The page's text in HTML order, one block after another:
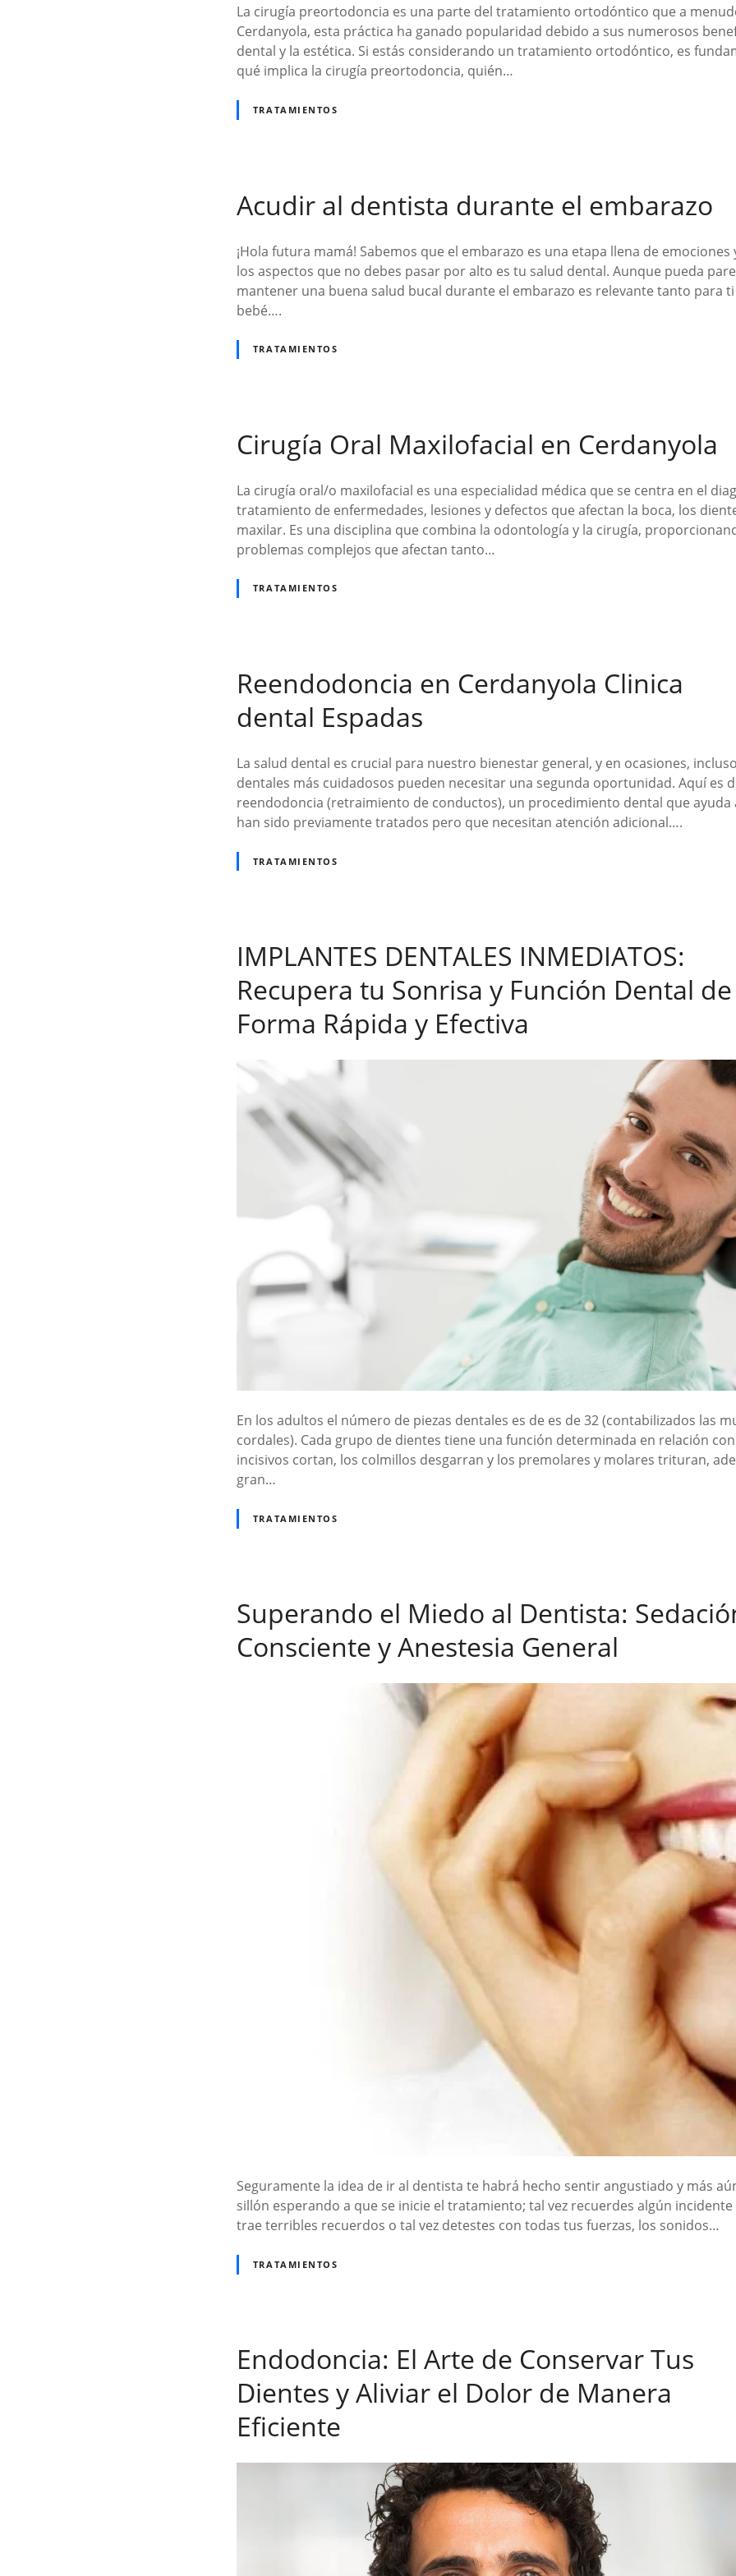
La cirugía preortodoncia es una parte del tratamiento ortodóntico que a
Cerdanyola, esta práctica ha ganado popularidad debido a sus numerosos
dental y la estética. Si estás considerando un tratamiento ortodóntico, es
qué implica la cirugía preortodoncia, quién…
TRATAMIENTOS
Acudir al dentista durante el embarazo
¡Hola futura mamá! Sabemos que el embarazo es una etapa llena de
los aspectos que no debes pasar por alto es tu salud dental. Aunque pueda
mantener una buena salud bucal durante el embarazo es relevante tanto para
bebé….
TRATAMIENTOS
Cirugía Oral Maxilofacial en Cerdanyola
La cirugía oral/o maxilofacial es una especialidad médica que se centra en el
tratamiento de enfermedades, lesiones y defectos que afectan la boca, los
maxilar. Es una disciplina que combina la odontología y la cirugía,
problemas complejos que afectan tanto…
TRATAMIENTOS
Reendodoncia en Cerdanyola Clinica
dental Espadas
La salud dental es crucial para nuestro bienestar general, y en ocasiones,
dentales más cuidadosos pueden necesitar una segunda oportunidad. Aquí es
reendodoncia (retraimiento de conductos), un procedimiento dental que ayuda
han sido previamente tratados pero que necesitan atención adicional….
TRATAMIENTOS
IMPLANTES DENTALES INMEDIATOS:
Recupera tu Sonrisa y Función Dental de
Forma Rápida y Efectiva
En los adultos el número de piezas dentales es de es de 32 (contabilizados las
cordales). Cada grupo de dientes tiene una función determinada en relación
incisivos cortan, los colmillos desgarran y los premolares y molares trituran,
gran…
TRATAMIENTOS
Superando el Miedo al Dentista:
Consciente y Anestesia General
Seguramente la idea de ir al dentista te habrá hecho sentir angustiado y más
sillón esperando a que se inicie el tratamiento; tal vez recuerdes algún
trae terribles recuerdos o tal vez detestes con todas tus fuerzas, los sonidos…
TRATAMIENTOS
Endodoncia: El Arte de Conservar Tus
Dientes y Aliviar el Dolor de Manera
Eficiente